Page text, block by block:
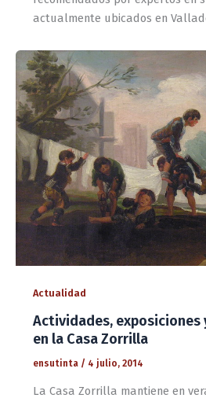
actualmente ubicados en
Actualidad
Actividades, exposiciones
en la Casa Zorrilla
ensutinta / 4 julio, 2014
La Casa Zorrilla mantiene en